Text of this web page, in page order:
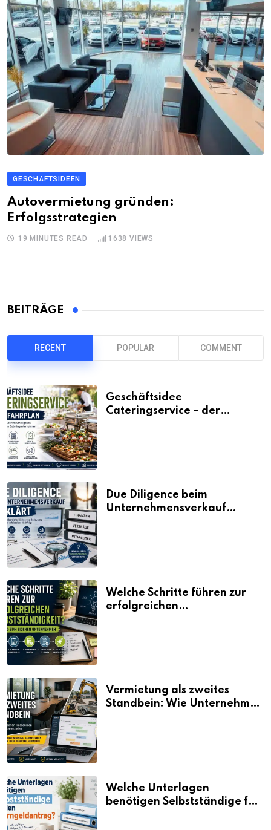
GESCHÄFTSIDEEN
Autovermietung gründen:
Erfolgsstrategien
19 MINUTES READ 1638 VIEWS
BEITRÄGE
RECENT POPULAR COMMENT
Geschäftsidee
Cateringservice – der
Due Diligence beim
Unternehmensverkauf
Welche Schritte führen zur
erfolgreichen
Vermietung als zweites
Standbein: Wie Unternehmen
Welche Unterlagen
benötigen Selbstständige für